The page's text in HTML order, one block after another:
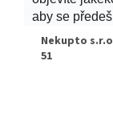
aby se
Nekupto
51